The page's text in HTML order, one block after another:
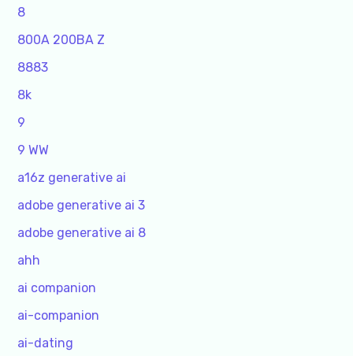
8
800A 200BA Z
8883
8k
9
9 WW
a16z generative ai
adobe generative ai 3
adobe generative ai 8
ahh
ai companion
ai-companion
ai-dating